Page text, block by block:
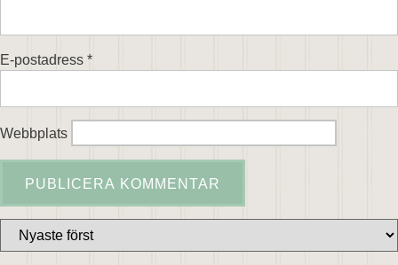
E-postadress *
Webbplats